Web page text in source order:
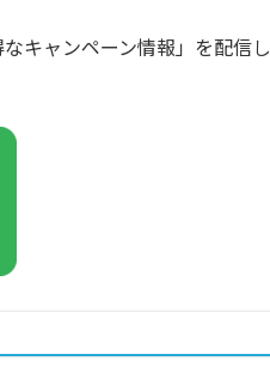
キャンペーン情報」を配信し